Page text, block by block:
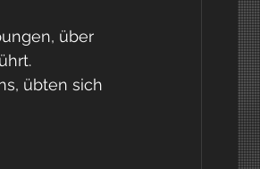
über
übten sich